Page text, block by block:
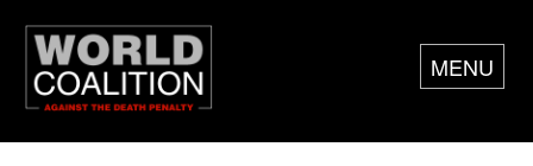
MENU